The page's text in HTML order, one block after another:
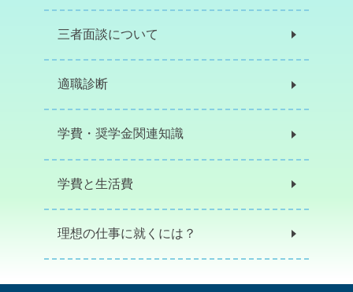
三者面談について
適職診断
学費・奨学金関連知識
学費と生活費
理想の仕事に就くには？